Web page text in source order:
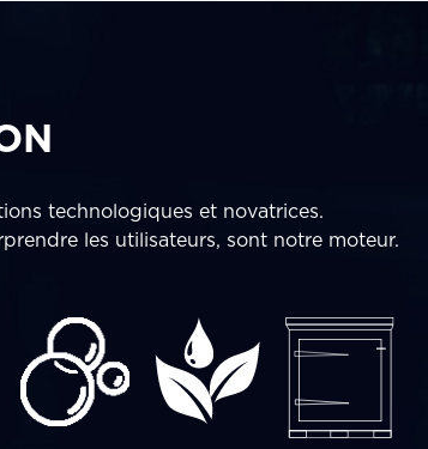
technologiques et novatrices.
les utilisateurs, sont notre moteur.